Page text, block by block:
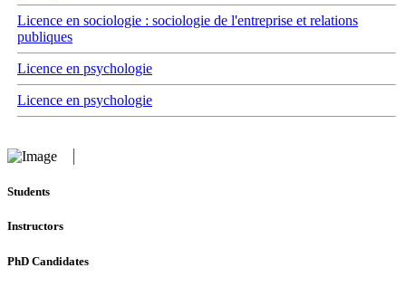
Licence en sociologie : sociologie de l'entreprise et relations
publiques
Licence en psychologie
Licence en psychologie
Students
Instructors
PhD Candidates